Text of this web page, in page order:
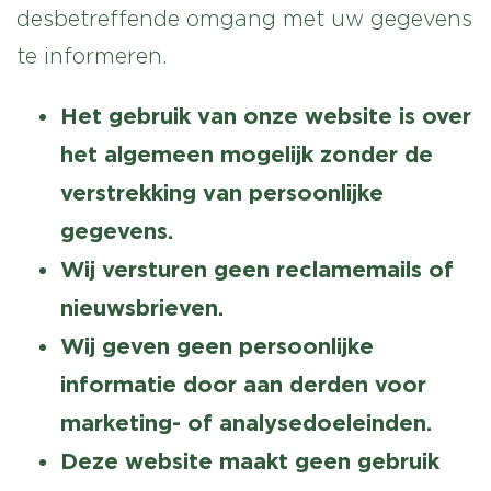
desbetreffende omgang met uw gegevens
te informeren.
Het gebruik van onze website is over
het algemeen mogelijk zonder de
verstrekking van persoonlijke
gegevens.
Wij versturen geen reclamemails of
nieuwsbrieven.
Wij geven geen persoonlijke
informatie door aan derden voor
marketing- of analysedoeleinden.
Deze website maakt geen gebruik